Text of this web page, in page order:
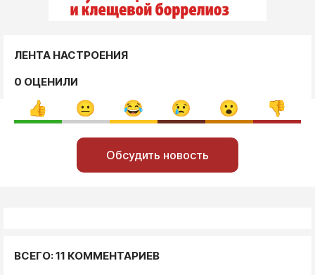
ЛЕНТА НАСТРОЕНИЯ
0 ОЦЕНИЛИ
Обсудить новость
ВСЕГО: 11 КОММЕНТАРИЕВ